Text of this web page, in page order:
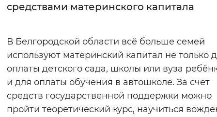
Интервал между буквами
Цвет сайта
Монохромный Инверсивный
Синий фон
средствами материнского капитала
В Белгородской области всё больше семей
используют материнский капитал не только
оплаты детского сада, школы или вуза
и для оплаты обучения в автошколе. За счет
средств государственной поддержки можно
пройти теоретический курс, научиться